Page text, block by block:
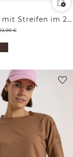
T-Shirts mit Streifen im 2er-Pack
€